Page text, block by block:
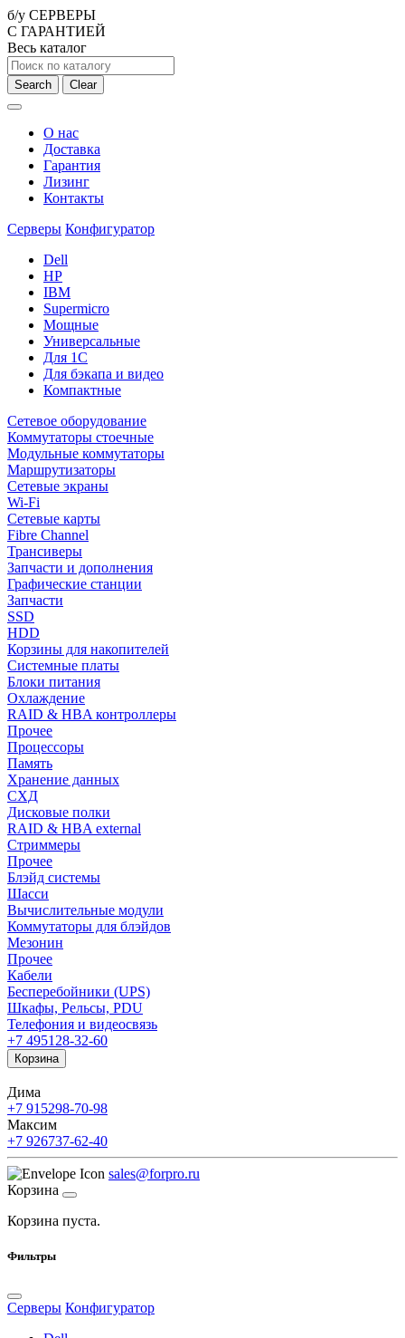
б/у СЕРВЕРЫ
С ГАРАНТИЕЙ
Весь каталог
Search Clear
О нас
Доставка
Гарантия
Лизинг
Контакты
Серверы Конфигуратор
Dell
HP
IBM
Supermicro
Мощные
Универсальные
Для 1С
Для бэкапа и видео
Компактные
Сетевое оборудование
Коммутаторы стоечные
Модульные коммутаторы
Маршрутизаторы
Сетевые экраны
Wi-Fi
Сетевые карты
Fibre Channel
Трансиверы
Запчасти и дополнения
Графические станции
Запчасти
SSD
HDD
Корзины для накопителей
Системные платы
Блоки питания
Охлаждение
RAID & HBA контроллеры
Прочее
Процессоры
Память
Хранение данных
СХД
Дисковые полки
RAID & HBA external
Стриммеры
Прочее
Блэйд системы
Шасси
Вычислительные модули
Коммутаторы для блэйдов
Мезонин
Прочее
Кабели
Бесперебойники (UPS)
Шкафы, Рельсы, PDU
Телефония и видеосвязь
+7 495128-32-60
Корзина
Дима
+7 915298-70-98
Максим
+7 926737-62-40
sales@forpro.ru
Корзина
Корзина пуста.
Фильтры
Серверы Конфигуратор